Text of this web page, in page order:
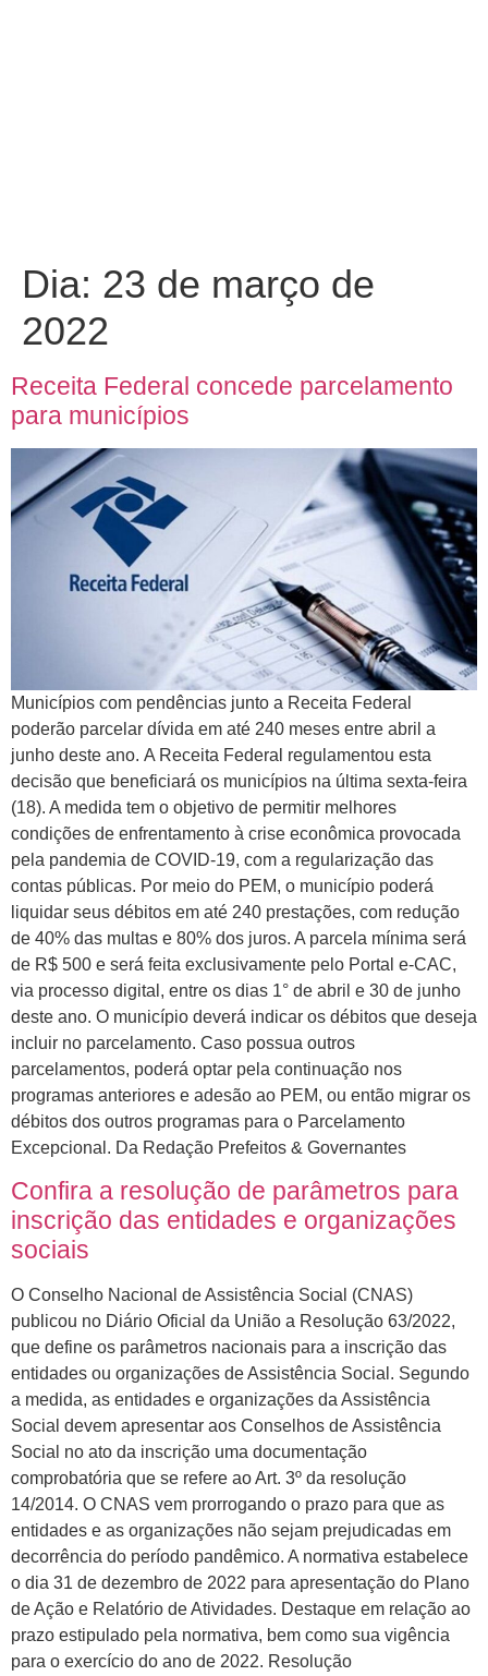
Dia: 23 de março de
2022
Receita Federal concede parcelamento
para municípios
Municípios com pendências junto a Receita Federal
poderão parcelar dívida em até 240 meses entre abril a
junho deste ano. A Receita Federal regulamentou esta
decisão que beneficiará os municípios na última sexta-feira
(18). A medida tem o objetivo de permitir melhores
condições de enfrentamento à crise econômica provocada
pela pandemia de COVID-19, com a regularização das
contas públicas. Por meio do PEM, o município poderá
liquidar seus débitos em até 240 prestações, com redução
de 40% das multas e 80% dos juros. A parcela mínima será
de R$ 500 e será feita exclusivamente pelo Portal e-CAC,
via processo digital, entre os dias 1° de abril e 30 de junho
deste ano. O município deverá indicar os débitos que deseja
incluir no parcelamento. Caso possua outros
parcelamentos, poderá optar pela continuação nos
programas anteriores e adesão ao PEM, ou então migrar os
débitos dos outros programas para o Parcelamento
Excepcional. Da Redação Prefeitos & Governantes
Confira a resolução de parâmetros para
inscrição das entidades e organizações
sociais
O Conselho Nacional de Assistência Social (CNAS)
publicou no Diário Oficial da União a Resolução 63/2022,
que define os parâmetros nacionais para a inscrição das
entidades ou organizações de Assistência Social. Segundo
a medida, as entidades e organizações da Assistência
Social devem apresentar aos Conselhos de Assistência
Social no ato da inscrição uma documentação
comprobatória que se refere ao Art. 3º da resolução
14/2014. O CNAS vem prorrogando o prazo para que as
entidades e as organizações não sejam prejudicadas em
decorrência do período pandêmico. A normativa estabelece
o dia 31 de dezembro de 2022 para apresentação do Plano
de Ação e Relatório de Atividades. Destaque em relação ao
prazo estipulado pela normativa, bem como sua vigência
para o exercício do ano de 2022. Resolução